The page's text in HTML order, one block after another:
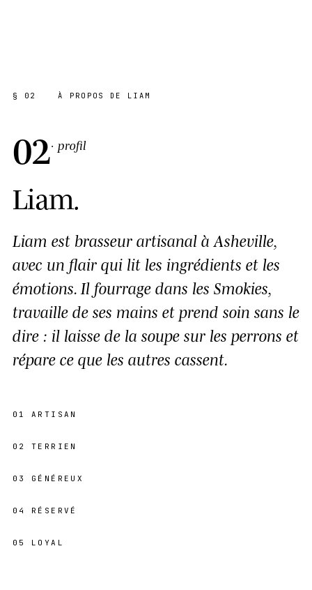
§ 02 À PROPOS DE LIAM
02· profil
Liam.
Liam est brasseur artisanal à Asheville,
avec un flair qui lit les ingrédients et les
émotions. Il fourrage dans les Smokies,
travaille de ses mains et prend soin sans le
dire : il laisse de la soupe sur les perrons et
répare ce que les autres cassent.
01 ARTISAN
02 TERRIEN
03 GÉNÉREUX
04 RÉSERVÉ
05 LOYAL